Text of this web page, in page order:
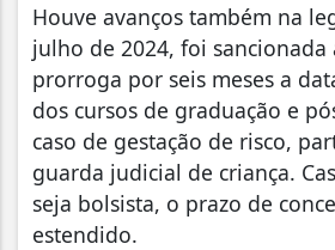
Houve avanços também na
julho de 2024, foi sancionada
prorroga por seis meses a
dos cursos de graduação e
caso de gestação de risco,
guarda judicial de criança.
seja bolsista, o prazo de
estendido.